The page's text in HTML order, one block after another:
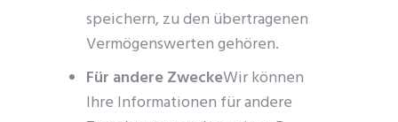
speichern, zu den übertragenen
Vermögenswerten gehören.
Für andere ZweckeWir können
Ihre Informationen für andere